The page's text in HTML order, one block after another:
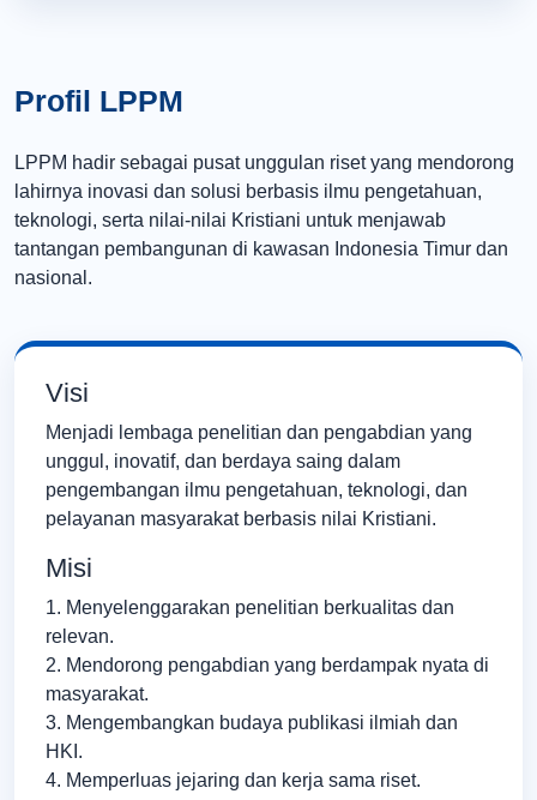
Profil LPPM
LPPM hadir sebagai pusat unggulan riset yang mendorong
lahirnya inovasi dan solusi berbasis ilmu pengetahuan,
teknologi, serta nilai-nilai Kristiani untuk menjawab
tantangan pembangunan di kawasan Indonesia Timur dan
nasional.
Visi
Menjadi lembaga penelitian dan pengabdian yang
unggul, inovatif, dan berdaya saing dalam
pengembangan ilmu pengetahuan, teknologi, dan
pelayanan masyarakat berbasis nilai Kristiani.
Misi
1. Menyelenggarakan penelitian berkualitas dan
relevan.
2. Mendorong pengabdian yang berdampak nyata di
masyarakat.
3. Mengembangkan budaya publikasi ilmiah dan
HKI.
4. Memperluas jejaring dan kerja sama riset.